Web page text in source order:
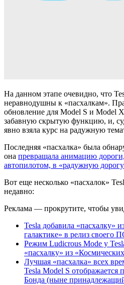
На данном этапе очевидно, что
неравнодушны к «пасхалкам».
обновление для Model S и Model
забавную скрытую функцию, и,
явно взяла курс на радужную
Последняя «пасхалка» была
она превращала анимацию
автопилотом, в «радужную
Вот еще несколько «пасхалок»
недавно:
Реклама — прокрутите, чтобы
Tesla добавила «пасхалку»
галактике» в релиз своего
Режим Ludicrous Mode у
«пасхалку» из
Лучшая «пасхалка» всех
Tesla Model S
Бонда (ныне